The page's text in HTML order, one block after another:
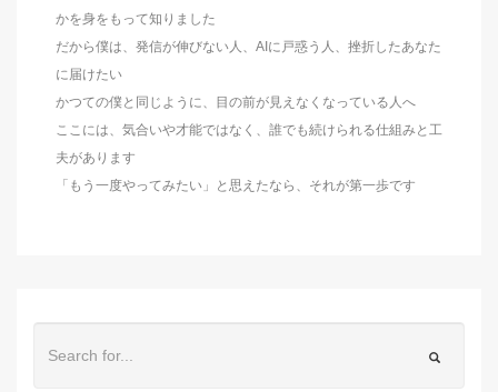
かを身をもって知りました
だから僕は、発信が伸びない人、AIに戸惑う人、挫折したあなた
に届けたい
かつての僕と同じように、目の前が見えなくなっている人へ
ここには、気合いや才能ではなく、誰でも続けられる仕組みと工
夫があります
「もう一度やってみたい」と思えたなら、それが第一歩です